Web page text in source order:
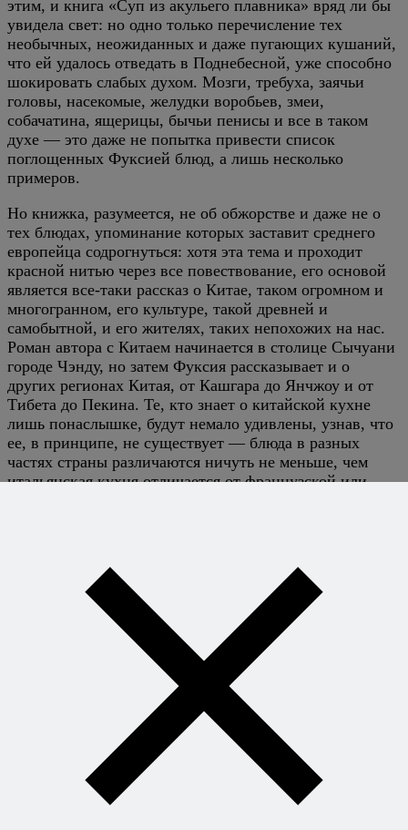
этим, и книга «Суп из акульего плавника» вряд ли бы
увидела свет: но одно только перечисление тех
необычных, неожиданных и даже пугающих кушаний,
что ей удалось отведать в Поднебесной, уже способно
шокировать слабых духом. Мозги, требуха, заячьи
головы, насекомые, желудки воробьев, змеи,
собачатина, ящерицы, бычьи пенисы и все в таком
духе — это даже не попытка привести список
поглощенных Фуксией блюд, а лишь несколько
примеров.
Но книжка, разумеется, не об обжорстве и даже не о
тех блюдах, упоминание которых заставит среднего
европейца содрогнуться: хотя эта тема и проходит
красной нитью через все повествование, его основой
является все-таки рассказ о Китае, таком огромном и
многогранном, его культуре, такой древней и
самобытной, и его жителях, таких непохожих на нас.
Роман автора с Китаем начинается в столице Сычуани
городе Чэнду, но затем Фуксия рассказывает и о
других регионах Китая, от Кашгара до Янчжоу и от
Тибета до Пекина. Те, кто знает о китайской кухне
лишь понаслышке, будут немало удивлены, узнав, что
ее, в принципе, не существует — блюда в разных
частях страны различаются ничуть не меньше, чем
итальянская кухня отличается от французской или
тоже не просто так: еще одним пластом, который
скрыт в тексте, являются различные проблемы
современного Китая — перенаселение, загрязнение,
наследие коммунистического режима, социальная
напряженность и другие — которые рассматриваются
через призму еды. Скажем, в книге нашлось
объяснение тому, почему в китайских ресторанах
обычно оперируют такими циклопическими
порциями, которые нипочем не съесть в одиночку,
даже если ты дико голоден. Как я и предполагал,
причина в том, что в Китае никто не заказывает блюдо
для себя, все ставится на общий стол, но это лишь
одна сторона медали: тот факт, что китайцы просто-